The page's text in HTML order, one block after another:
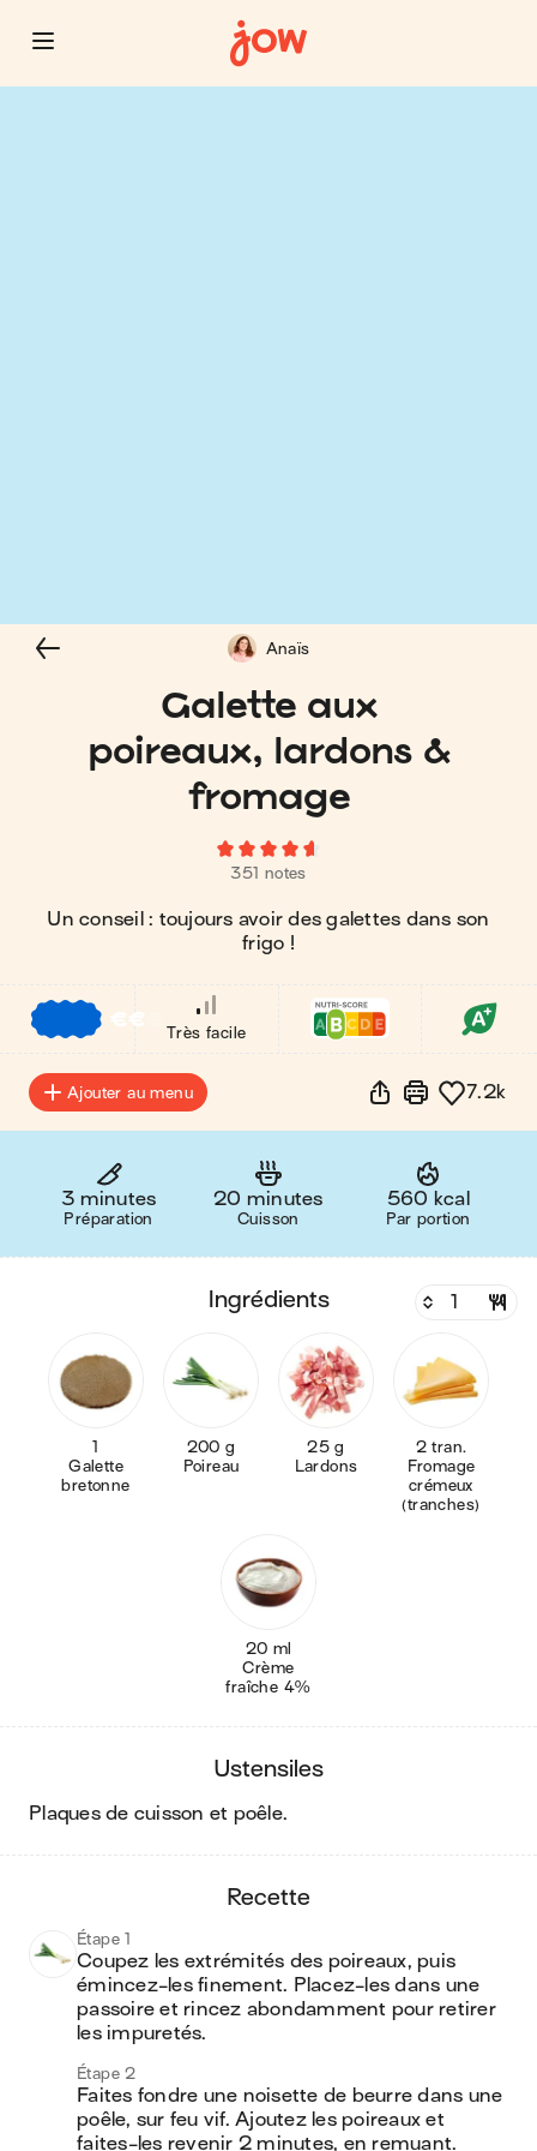
Galette aux
poireaux, lardons &
fromage
351 notes
Un conseil : toujours avoir des galettes dans son
frigo !
Anaïs
€€
Très facile
Ajouter au menu 7.2k
3 minutes
Préparation
20 minutes
Cuisson
560 kcal
Par portion
ingrédients
1
Galette
bretonne
200 g
Poireau
25 g
Lardons
2 tran.
Fromage
crémeux
(tranches)
20 ml
Crème
fraîche 4%
ustensiles
plaques de cuisson et poêle.
recette
Étape 1
Coupez les extrémités des poireaux, puis
émincez-les finement. Placez-les dans une
passoire et rincez abondamment pour retirer
les impuretés.
Étape 2
Faites fondre une noisette de beurre dans une
poêle, sur feu vif. Ajoutez les poireaux et
faites-les revenir 2 minutes, en remuant.